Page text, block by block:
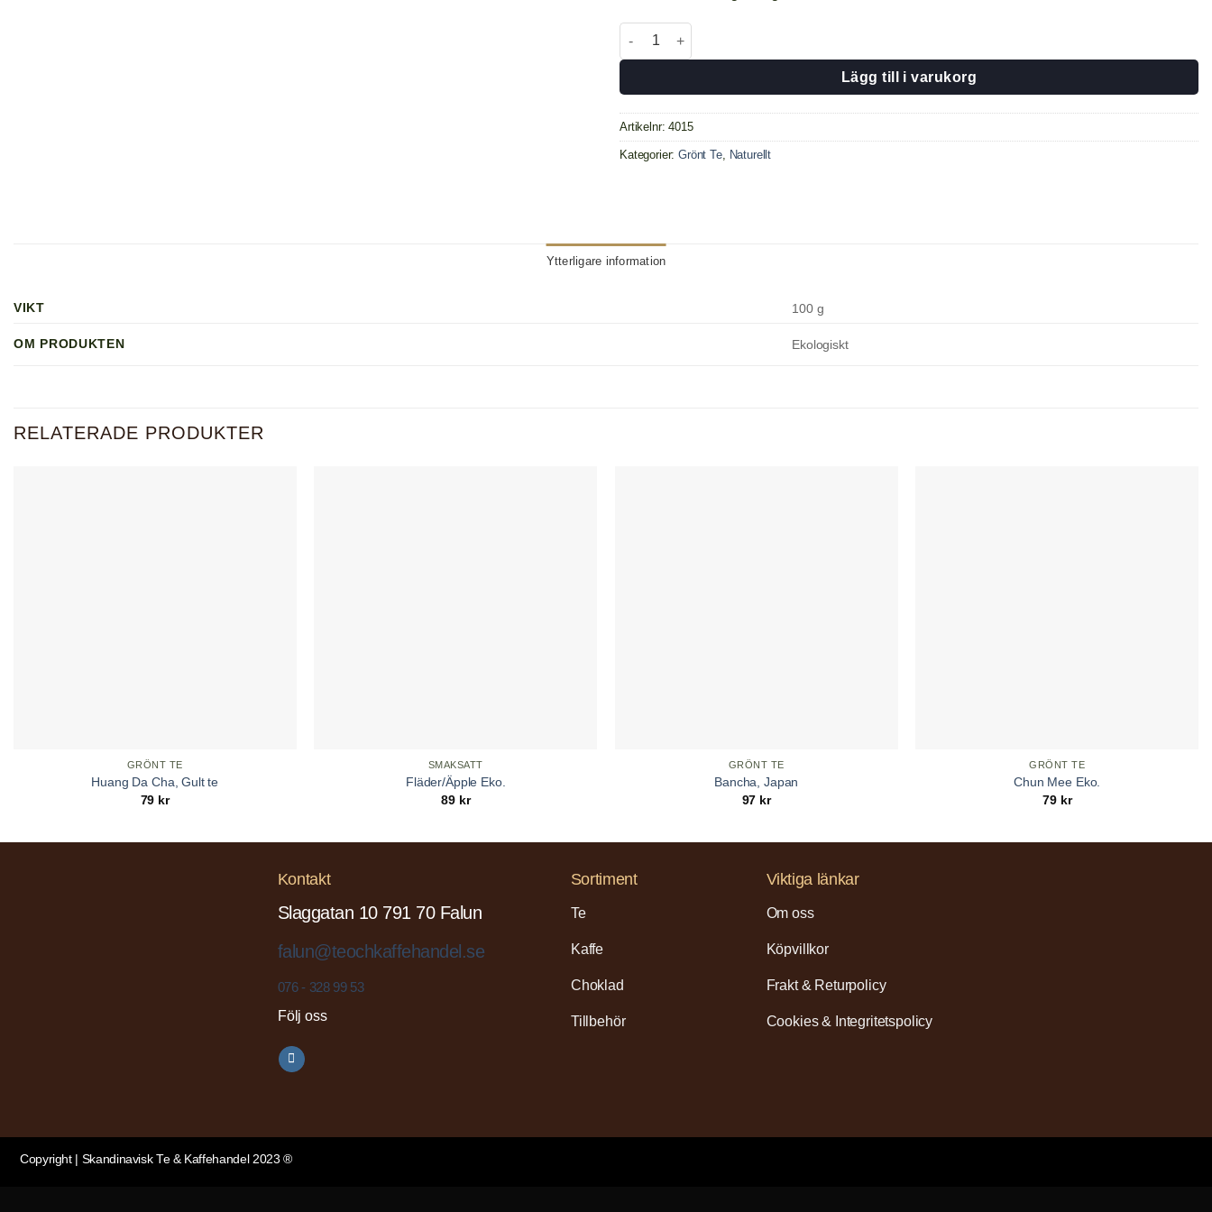
Gunpowder Eko. mängd
Lägg till i varukorg
Artikelnr:4015
Kategorier:Grönt Te, Naturellt
Ytterligare information
VIKT 100 g
OM PRODUKTEN Ekologiskt
RELATERADE PRODUKTER
GRÖNT TE
Huang Da Cha, Gult te
79 kr
SMAKSATT
Fläder/Äpple Eko.
89 kr
GRÖNT TE
Bancha, Japan
97 kr
GRÖNT TE
Chun Mee Eko.
79 kr
Kontakt
Slaggatan 10 791 70 Falun
falun@teochkaffehandel.se
076 - 328 99 53
Följ oss
Sortiment
Te
Kaffe
Choklad
Tillbehör
Viktiga länkar
Om oss
Köpvillkor
Frakt & Returpolicy
Cookies & Integritetspolicy
Copyright | Skandinavisk Te & Kaffehandel 2023 ®